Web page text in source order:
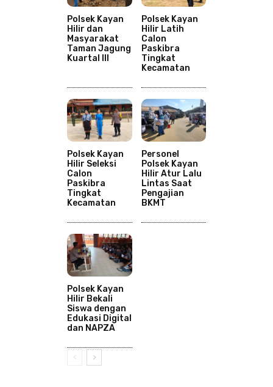
Polsek Kayan
Hilir dan
Masyarakat
Taman Jagung
Kuartal III
Polsek Kayan
Hilir Latih
Calon
Paskibra
Tingkat
Kecamatan
Polsek Kayan
Hilir Seleksi
Calon
Paskibra
Tingkat
Kecamatan
Personel
Polsek Kayan
Hilir Atur Lalu
Lintas Saat
Pengajian
BKMT
Polsek Kayan
Hilir Bekali
Siswa dengan
Edukasi Digital
dan NAPZA